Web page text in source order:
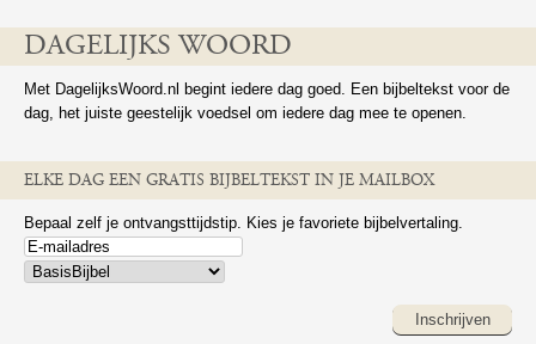
DAGELIJKS WOORD
Met DagelijksWoord.nl begint iedere dag goed. Een bijbeltekst voor de
dag, het juiste geestelijk voedsel om iedere dag mee te openen.
ELKE DAG EEN GRATIS BIJBELTEKST IN JE MAILBOX
Bepaal zelf je ontvangsttijdstip. Kies je favoriete bijbelvertaling.
Inschrijven